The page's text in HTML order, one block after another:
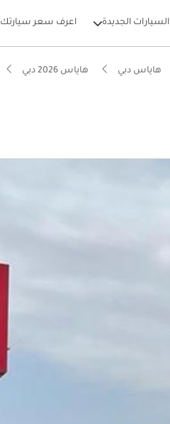
السيارات الجديدة اعرف سعر سيارتك
هاياس دبي هاياس 2026 دبي